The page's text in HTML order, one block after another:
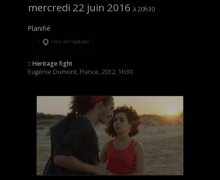
mercredi 22 juin 2016
20h30
Planifié
Ouvrir dans l’application
:: Heritage fight
Eugénie Dumont, France, 2012, 1h30